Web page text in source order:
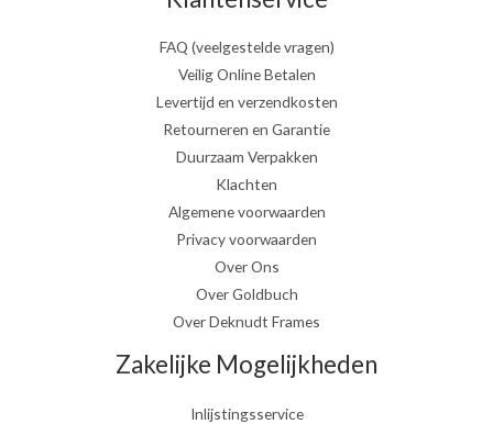
FAQ (veelgestelde vragen)
Veilig Online Betalen
Levertijd en verzendkosten
Retourneren en Garantie
Duurzaam Verpakken
Klachten
Algemene voorwaarden
Privacy voorwaarden
Over Ons
Over Goldbuch
Over Deknudt Frames
Zakelijke Mogelijkheden
Inlijstingsservice